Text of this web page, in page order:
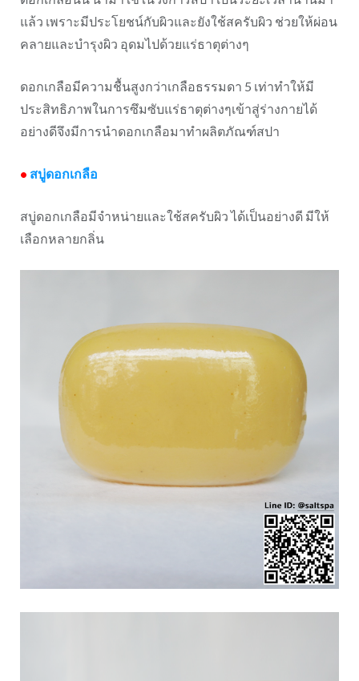
แล้ว เพราะมีประโยชน์กับผิวและยังใช้สครับผิว ช่วยให้ผ่อน
คลายและบำรุงผิว อุดมไปด้วยแร่ธาตุต่างๆ
ดอกเกลือมีความชื้นสูงกว่าเกลือธรรมดา 5 เท่าทำให้มี
ประสิทธิภาพในการซึมซับแร่ธาตุต่างๆเข้าสู่ร่างกายได้
อย่างดีจึงมีการนำดอกเกลือมาทำผลิตภัณฑ์สปา
• สบู่ดอกเกลือ
สบู่ดอกเกลือมีจำหน่ายและใช้สครับผิว ได้เป็นอย่างดี มีให้
เลือกหลายกลิ่น